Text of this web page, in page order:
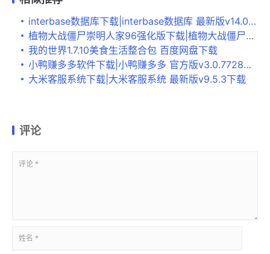
interbase数据库下载|interbase数据库 最新版v14.0下载
植物大战僵尸崇明人家96强化版下载|植物大战僵尸崇明人家123 PC无冷却版下载
我的世界1.7.10美食生活整合包 百度网盘下载
小鸭赚多多软件下载|小鸭赚多多 官方版v3.0.7728下载
大米客服系统下载|大米客服系统 最新版v9.5.3下载
评论